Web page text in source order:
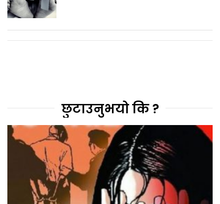
छुटाउनुभयो कि ?